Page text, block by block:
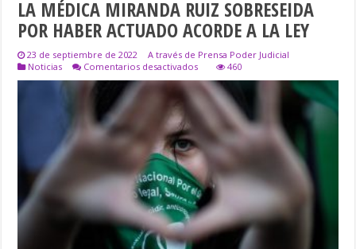
LA MÉDICA MIRANDA RUIZ SOBRESEIDA
POR HABER ACTUADO ACORDE A LA LEY
23 de septiembre de 2022
A través de Prensa Poder Judicial
Noticias
Comentarios desactivadosen
MÉDICA
MIRANDA
RUIZ
SOBRESEIDA
POR
HABER
ACTUADO
ACORDE
A
LA
LEY
460